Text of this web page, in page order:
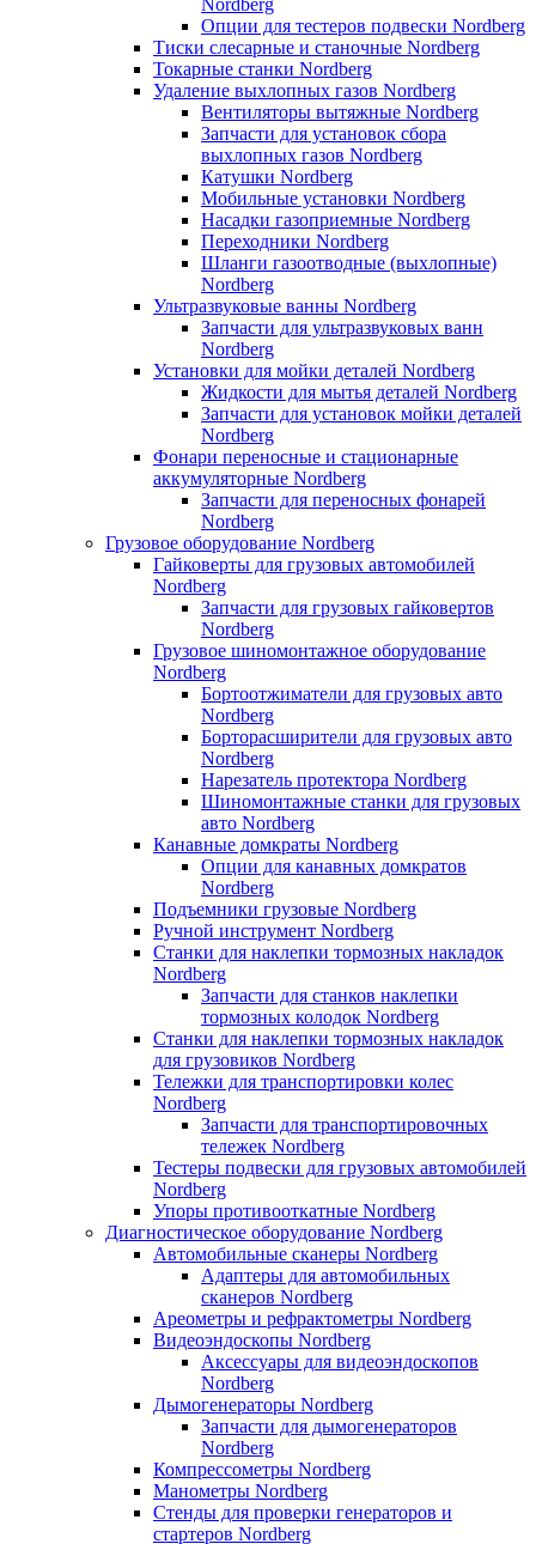
Опции для тестеров подвески Nordberg
Тиски слесарные и станочные Nordberg
Токарные станки Nordberg
Удаление выхлопных газов Nordberg
Вентиляторы вытяжные Nordberg
Запчасти для установок сбора
выхлопных газов Nordberg
Катушки Nordberg
Мобильные установки Nordberg
Насадки газоприемные Nordberg
Переходники Nordberg
Шланги газоотводные (выхлопные)
Nordberg
Ультразвуковые ванны Nordberg
Запчасти для ультразвуковых ванн
Nordberg
Установки для мойки деталей Nordberg
Жидкости для мытья деталей Nordberg
Запчасти для установок мойки деталей
Nordberg
Фонари переносные и стационарные
аккумуляторные Nordberg
Запчасти для переносных фонарей
Nordberg
Грузовое оборудование Nordberg
Гайковерты для грузовых автомобилей
Nordberg
Запчасти для грузовых гайковертов
Nordberg
Грузовое шиномонтажное оборудование
Nordberg
Бортоотжиматели для грузовых авто
Nordberg
Борторасширители для грузовых авто
Nordberg
Нарезатель протектора Nordberg
Шиномонтажные станки для грузовых
авто Nordberg
Канавные домкраты Nordberg
Опции для канавных домкратов
Nordberg
Подъемники грузовые Nordberg
Ручной инструмент Nordberg
Станки для наклепки тормозных накладок
Nordberg
Запчасти для станков наклепки
тормозных колодок Nordberg
Станки для наклепки тормозных накладок
для грузовиков Nordberg
Тележки для транспортировки колес
Nordberg
Запчасти для транспортировочных
тележек Nordberg
Тестеры подвески для грузовых автомобилей
Nordberg
Упоры противооткатные Nordberg
Диагностическое оборудование Nordberg
Автомобильные сканеры Nordberg
Адаптеры для автомобильных
сканеров Nordberg
Ареометры и рефрактометры Nordberg
Видеоэндоскопы Nordberg
Аксессуары для видеоэндоскопов
Nordberg
Дымогенераторы Nordberg
Запчасти для дымогенераторов
Nordberg
Компрессометры Nordberg
Манометры Nordberg
Стенды для проверки генераторов и
стартеров Nordberg